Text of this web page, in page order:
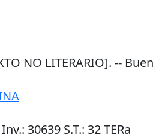
NO LITERARIO]. --
Inv.: 30639 S.T.: 32 TERa